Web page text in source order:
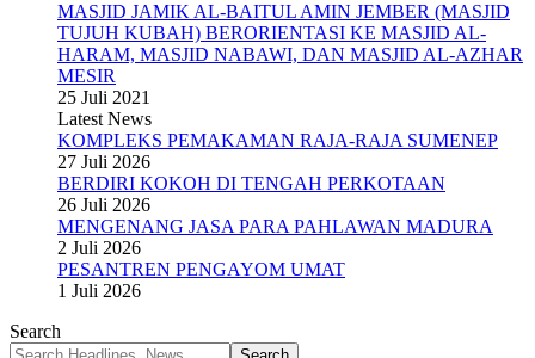
MASJID JAMIK AL-BAITUL AMIN JEMBER (MASJID
TUJUH KUBAH) BERORIENTASI KE MASJID AL-
HARAM, MASJID NABAWI, DAN MASJID AL-AZHAR
MESIR
25 Juli 2021
Latest News
KOMPLEKS PEMAKAMAN RAJA-RAJA SUMENEP
27 Juli 2026
BERDIRI KOKOH DI TENGAH PERKOTAAN
26 Juli 2026
MENGENANG JASA PARA PAHLAWAN MADURA
2 Juli 2026
PESANTREN PENGAYOM UMAT
1 Juli 2026
Search